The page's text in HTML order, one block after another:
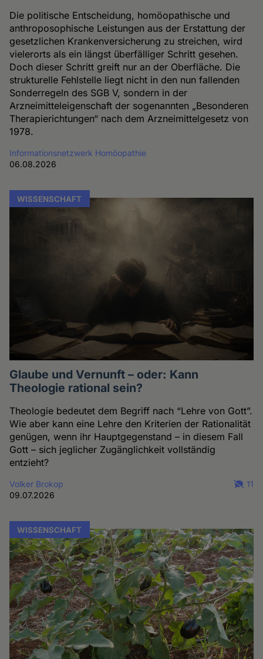
Die politische Entscheidung, homöopathische und
anthroposophische Leistungen aus der Erstattung der
gesetzlichen Krankenversicherung zu streichen, wird
vielerorts als ein längst überfälliger Schritt gesehen.
Doch dieser Schritt greift nur an der Oberfläche. Die
strukturelle Fehlstelle liegt nicht in den nun fallenden
Sonderregeln des SGB V, sondern in der
Arzneimitteleigenschaft der sogenannten „Besonderen
Therapierichtungen“ nach dem Arzneimittelgesetz von
1978.
Informationsnetzwerk Homöopathie
06.08.2026
WISSENSCHAFT
Glaube und Vernunft – oder: Kann
Theologie rational sein?
Theologie bedeutet dem Begriff nach “Lehre von Gott”.
Wie aber kann eine Lehre den Kriterien der Rationalität
genügen, wenn ihr Hauptgegenstand – in diesem Fall
Gott – sich jeglicher Zugänglichkeit vollständig
entzieht?
Volker Brokop
09.07.2026
11
WISSENSCHAFT